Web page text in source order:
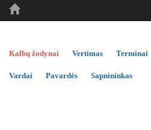
Kalbų žodynai Vertimas Terminai
Vardai Pavardės Sapnininkas